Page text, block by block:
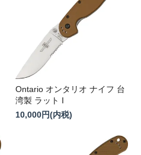
Ontario オンタリオ ナイフ 台
湾製 ラット I
10,000円(内税)